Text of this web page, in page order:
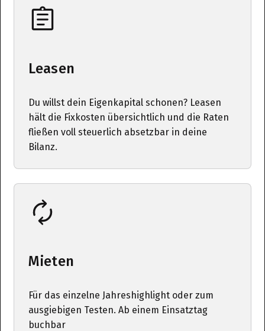
Leasen
Du willst dein Eigenkapital schonen? Leasen
hält die Fixkosten übersichtlich und die Raten
fließen voll steuerlich absetzbar in deine
Bilanz.
Mieten
Für das einzelne Jahreshighlight oder zum
ausgiebigen Testen. Ab einem Einsatztag
buchbar